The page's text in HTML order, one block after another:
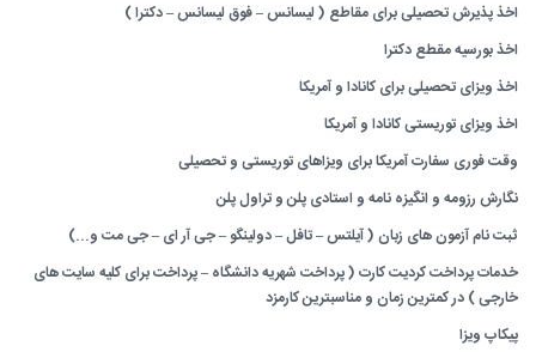
اخذ پذیرش تحصیلی برای مقاطع ( لیسانس – فوق لیسانس – دکترا )
اخذ بورسیه مقطع دکترا
اخذ ویزای تحصیلی برای کانادا و آمریکا
اخذ ویزای توریستی کانادا و آمریکا
وقت فوری سفارت آمریکا برای ویزاهای توریستی و تحصیلی
نگارش رزومه و انگیزه نامه و استادی پلن و تراول پلن
ثبت نام آزمون های زبان ( آیلتس – تافل – دولینگو – جی آر ای – جی مت و...)
خدمات پرداخت کردیت کارت ( پرداخت شهریه دانشگاه – پرداخت برای کلیه سایت های
خارجی ) در کمترین زمان و مناسبترین کارمزد
پیکاپ ویزا